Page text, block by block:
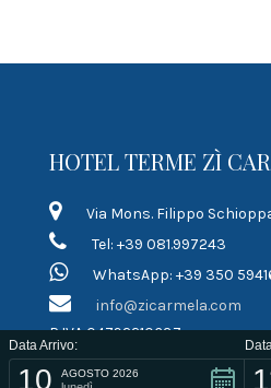
HOTEL TERME ZÌ
Via Mons. Filippo
Tel: +39 081.997243
WhatsApp: +39 350
info@zicarmela.com
P.IVA 04792210637
LINK RAPIDI
Data Arrivo:
10 AGOSTO 2026